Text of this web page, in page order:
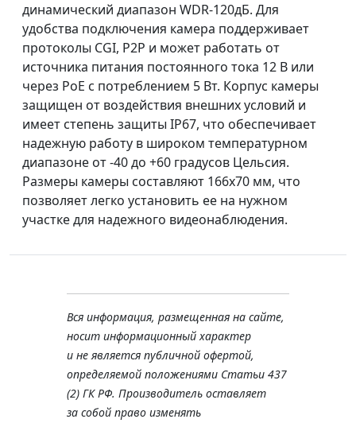
динамический диапазон WDR-120дБ. Для
удобства подключения камера поддерживает
протоколы CGI, P2P и может работать от
источника питания постоянного тока 12 В или
через PoE с потреблением 5 Вт. Корпус камеры
защищен от воздействия внешних условий и
имеет степень защиты IP67, что обеспечивает
надежную работу в широком температурном
диапазоне от -40 до +60 градусов Цельсия.
Размеры камеры составляют 166х70 мм, что
позволяет легко установить ее на нужном
участке для надежного видеонаблюдения.
Вся информация, размещенная на сайте,
носит информационный характер
и не является публичной офертой,
определяемой положениями Статьи 437
(2) ГК РФ. Производитель оставляет
за собой право изменять